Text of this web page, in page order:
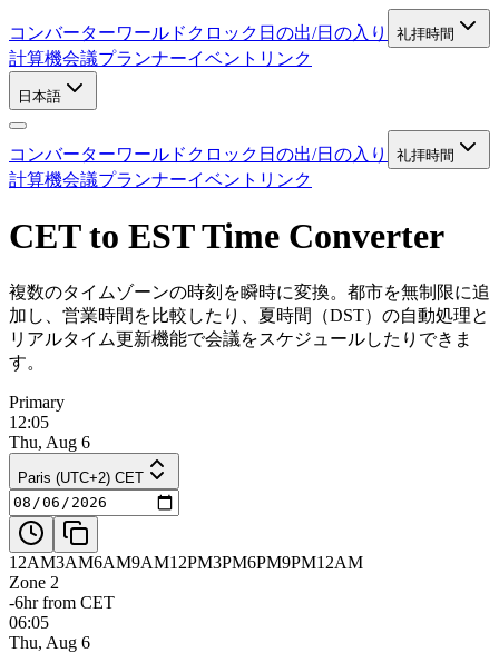
コンバーターワールドクロック 日の出/日の入り 礼拝時間
計算機会議プランナーイベントリンク
日本語
コンバーターワールドクロック 日の出/日の入り 礼拝時間
計算機会議プランナーイベントリンク
CET to EST Time Converter
複数のタイムゾーンの時刻を瞬時に変換。都市を無制限に追
加し、営業時間を比較したり、夏時間（DST）の自動処理と
リアルタイム更新機能で会議をスケジュールしたりできま
す。
Primary
12:05
Thu, Aug 6
Paris (UTC+2) CET
12AM3AM6AM9AM12PM3PM6PM9PM12AM
Zone 2
-6hr from CET
06:05
Thu, Aug 6